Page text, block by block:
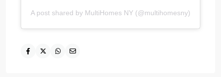
A post shared by MultiHomes NY (@multihomesny)